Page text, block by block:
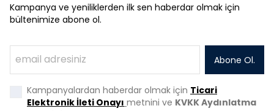
Kampanya ve yeniliklerden ilk sen haberdar olmak için
bültenimize abone ol.
Abone Ol.
Kampanyalardan haberdar olmak için Ticari
Elektronik İleti Onayı metnini ve KVKK Aydınlatma